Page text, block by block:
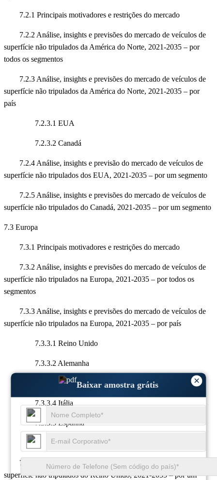
×
Baixar amostra grátis
7.2.1 Principais motivadores e restrições do mercado
7.2.2 Análise, insights e previsões do mercado de veículos de
superfície não tripulados da América do Norte, 2021-2035 – por
todos os segmentos
7.2.3 Análise, insights e previsões do mercado de veículos de
superfície não tripulados da América do Norte, 2021-2035 – por
país
7.2.3.1 EUA
7.2.3.2 Canadá
7.2.4 Análise, insights e previsão do mercado de veículos de
superfície não tripulados dos EUA, 2021-2035 – por um segmento
7.2.5 Análise, insights e previsões do mercado de veículos de
superfície não tripulados do Canadá, 2021-2035 – por um segmento
7.3 Europa
7.3.1 Principais motivadores e restrições do mercado
7.3.2 Análise, insights e previsões do mercado de veículos de
superfície não tripulados na Europa, 2021-2035 – por todos os
segmentos
7.3.3 Análise, insights e previsões do mercado de veículos de
superfície não tripulados na Europa, 2021-2035 – por país
7.3.3.1 Reino Unido
7.3.3.2 Alemanha
7.3.3.3 França
7.3.3.4 Itália
7.3.3.5 Espanha
7.3.3.6 Resto da Europa
7.3.4 Análise, insights e previsões do mercado de veículos de
superfície não tripulados do Reino Unido, 2021-2035 – por um